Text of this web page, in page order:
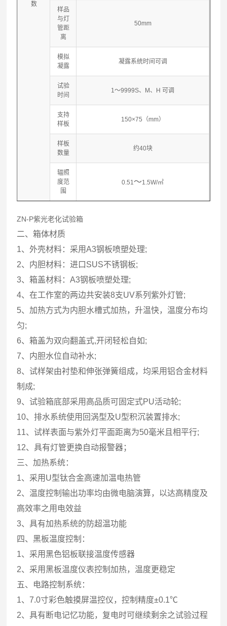
数
样品
与灯
管距
离
50mm
模拟
凝露
凝露系统时间可调
试验
时间
1～9999S、M、H 可调
支持
样板
150×75（mm）
样板
数量
约40块
辐照
度范
围
0.51～1.5W/㎡
ZN-P紫光老化试验箱
二、箱体材质
1、外壳材料：采用A3钢板喷塑处理;
2、内胆材料：进口SUS不锈钢板;
3、箱盖材料：A3钢板喷塑处理;
4、在工作室的两边共安装8支UV系列紫外灯管;
5、加热方式为内胆水槽式加热，升温快，温度分布均
匀;
6、箱盖为双向翻盖式,开闭轻松自如;
7、内胆水位自动补水;
8、试样架由衬垫和伸张弹簧组成，均采用铝合金材料
制成;
9、试验箱底部采用高品质可固定式PU活动轮;
10、排水系统使用回涡型及U型积沉装置排水;
11、试样表面与紫外灯平面距离为50毫米且相平行;
12、具有灯管更换自动报警器；
三、加热系统：
1、采用U型钛合金高速加温电热管
2、温度控制输出功率均由微电脑演算，以达高精度及
高效率之用电效益
3、具有加热系统的防超温功能
四、黑板温度控制：
1、采用黑色铝板联接温度传感器
2、采用黑板温度仪表控制加热，温度更稳定
五、电路控制系统：
1、7.0寸彩色触摸屏温控仪，控制精度±0.1℃
2、具有断电记忆功能，复电时可继续剩余之试验过程